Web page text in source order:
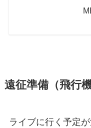
遠征準備（飛行
ライブに行く予定